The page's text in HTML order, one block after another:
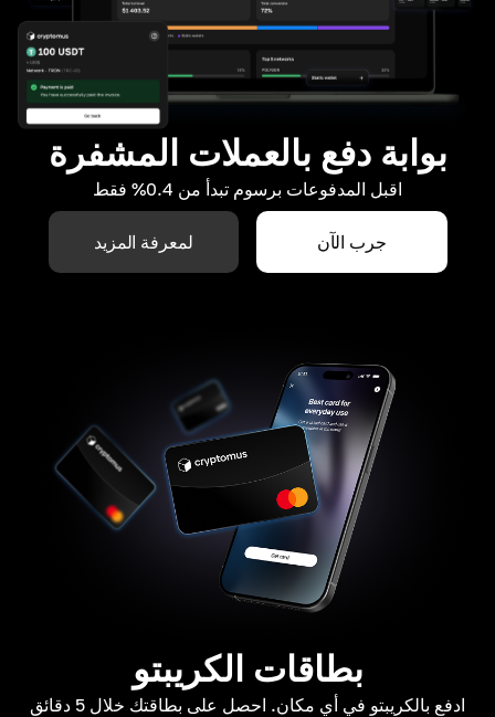
بوابة دفع بالعملات المشفرة
اقبل المدفوعات برسوم تبدأ من 0.4% فقط
جرب الآن لمعرفة المزيد
بطاقات الكريبتو
ادفع بالكريبتو في أي مكان. احصل على بطاقتك خلال 5 دقائق